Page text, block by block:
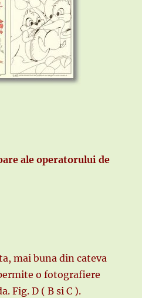
ale operatorului de
mai buna din cateva
o fotografiere
Fig. D ( B si C ).